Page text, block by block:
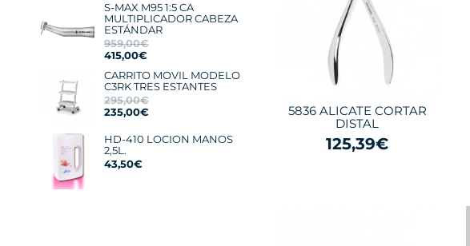
S-MAX M95 1:5 CA
MULTIPLICADOR CABEZA
ESTÁNDAR
959,00€
415,00€
CARRITO MOVIL MODELO
C3RK TRES ESTANTES
295,00€
235,00€
HD-410 LOCION MANOS
2,5L.
43,50€
5836 ALICATE CORTAR
DISTAL
125,39€